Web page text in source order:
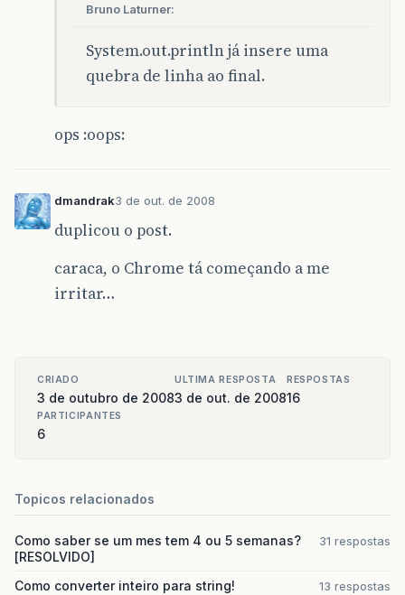
Bruno Laturner:
System.out.println já insere uma
quebra de linha ao final.
ops :oops:
dmandrak3 de out. de 2008
duplicou o post.
caraca, o Chrome tá começando a me
irritar…
CRIADO
3 de outubro de 2008
ULTIMA RESPOSTA
3 de out. de 2008
RESPOSTAS
16
PARTICIPANTES
6
Topicos relacionados
Como saber se um mes tem 4 ou 5 semanas?
[RESOLVIDO]
31 respostas
Como converter inteiro para string! 13 respostas